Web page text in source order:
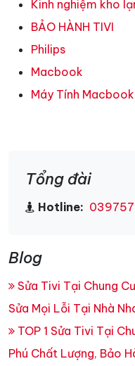
Kinh nghiệm kho
BẢO HÀNH TIVI
Philips
Macbook
Máy Tính Macbook
Tổng đài
Hotline:
Blog
Sửa Tivi Tại Chung
Sửa Mọi Lỗi Tại Nhà
TOP 1 Sửa Tivi Tại
Phú Chất Lượng, Bảo